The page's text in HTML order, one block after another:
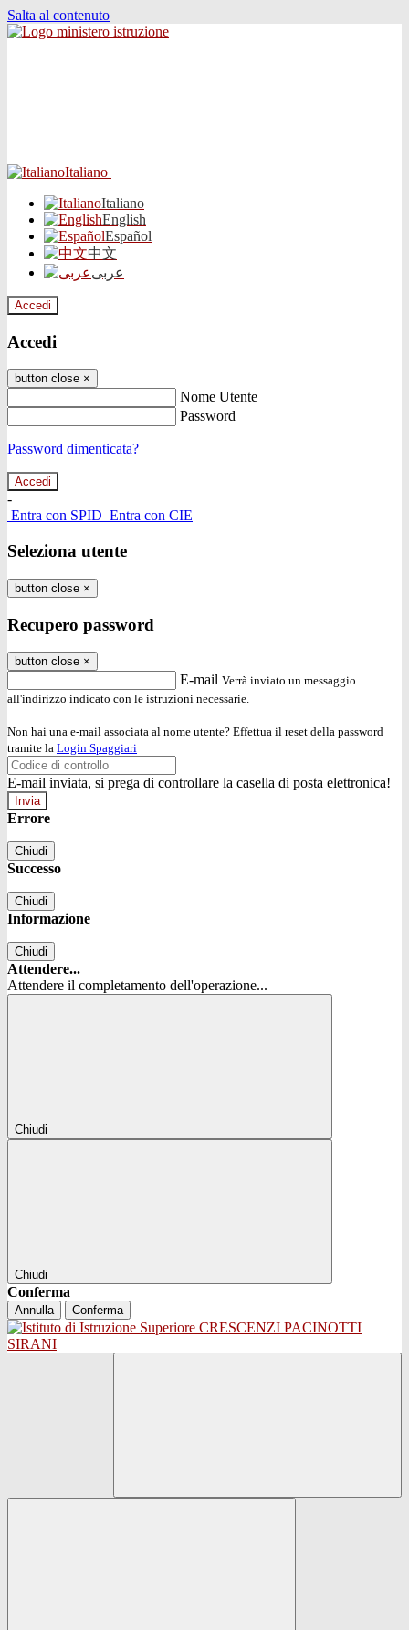
Salta al contenuto
Italiano
Italiano
English
Español
中文
عربى
Accedi
Accedi
button close ×
Nome Utente
Password
Password dimenticata?
-
Entra con SPID Entra con CIE
Seleziona utente
button close ×
Recupero password
button close ×
E-mail Verrà inviato un messaggio
all'indirizzo indicato con le istruzioni necessarie.
Non hai una e-mail associata al nome utente? Effettua il reset della password
tramite la Login Spaggiari
E-mail inviata, si prega di controllare la casella di posta elettronica!
Errore
Chiudi
Successo
Chiudi
Informazione
Chiudi
Attendere...
Attendere il completamento dell'operazione...
Chiudi
Chiudi
Conferma
Annulla Conferma